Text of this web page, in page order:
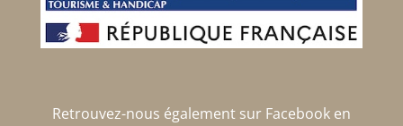
Retrouvez-nous également sur Facebook en